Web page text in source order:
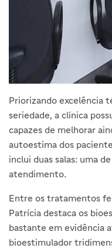
Priorizando excelência
seriedade, a clínica
capazes de melhorar
autoestima dos
inclui duas salas: uma
atendimento.
Entre os tratamentos
Patrícia destaca os
bastante em evidência
bioestimulador